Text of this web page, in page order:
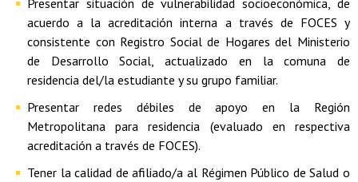
acuerdo a la acreditación interna a través de FOCES y
consistente con Registro Social de Hogares del Ministerio
de Desarrollo Social, actualizado en la comuna de
residencia del/la estudiante y su grupo familiar.
Presentar redes débiles de apoyo en la Región
Metropolitana para residencia (evaluado en respectiva
acreditación a través de FOCES).
Tener la calidad de afiliado/a al Régimen Público de Salud o